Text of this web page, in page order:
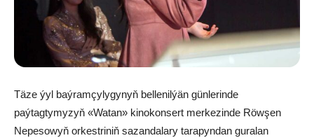
Täze ýyl baýramçylygynyň bellenilýän günlerinde
paýtagtymyzyň «Watan» kinokonsert merkezinde Röwşen
Nepesowyň orkestriniň sazandalary tarapyndan guralan